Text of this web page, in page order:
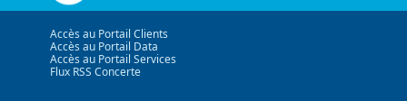
Accès au Portail Clients
Accès au Portail Data
Accès au Portail Services
Flux RSS Concerte